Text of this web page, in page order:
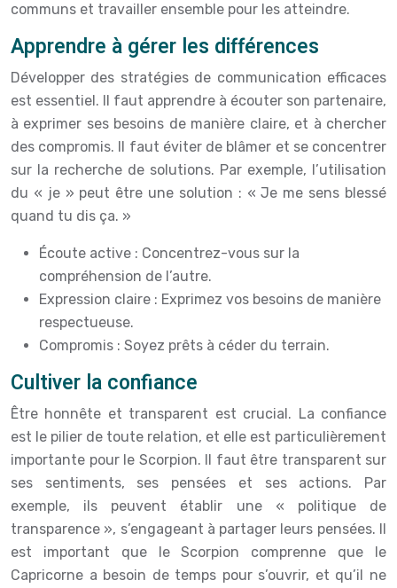
communs et travailler ensemble pour les atteindre.
Apprendre à gérer les différences
Développer des stratégies de communication efficaces
est essentiel. Il faut apprendre à écouter son partenaire,
à exprimer ses besoins de manière claire, et à chercher
des compromis. Il faut éviter de blâmer et se concentrer
sur la recherche de solutions. Par exemple, l’utilisation
du « je » peut être une solution : « Je me sens blessé
quand tu dis ça. »
Écoute active : Concentrez-vous sur la
compréhension de l’autre.
Expression claire : Exprimez vos besoins de manière
respectueuse.
Compromis : Soyez prêts à céder du terrain.
Cultiver la confiance
Être honnête et transparent est crucial. La confiance
est le pilier de toute relation, et elle est particulièrement
importante pour le Scorpion. Il faut être transparent sur
ses sentiments, ses pensées et ses actions. Par
exemple, ils peuvent établir une « politique de
transparence », s’engageant à partager leurs pensées. Il
est important que le Scorpion comprenne que le
Capricorne a besoin de temps pour s’ouvrir, et qu’il ne